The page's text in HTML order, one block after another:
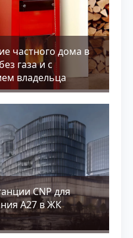
частного дома в
газа и с
владельца
CNP для
А27 в ЖК